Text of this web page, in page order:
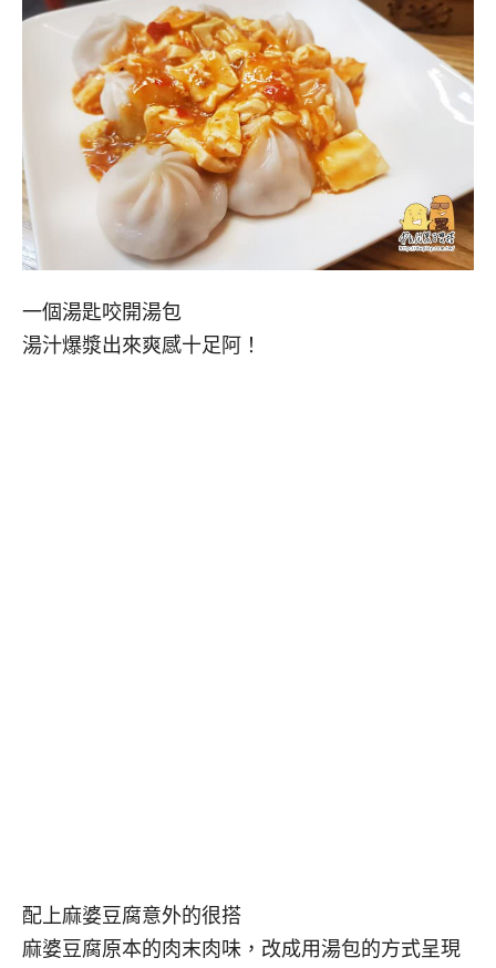
一個湯匙咬開湯包
湯汁爆漿出來爽感十足阿！
配上麻婆豆腐意外的很搭
麻婆豆腐原本的肉末肉味，改成用湯包的方式呈現